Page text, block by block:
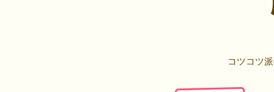
コツコツ